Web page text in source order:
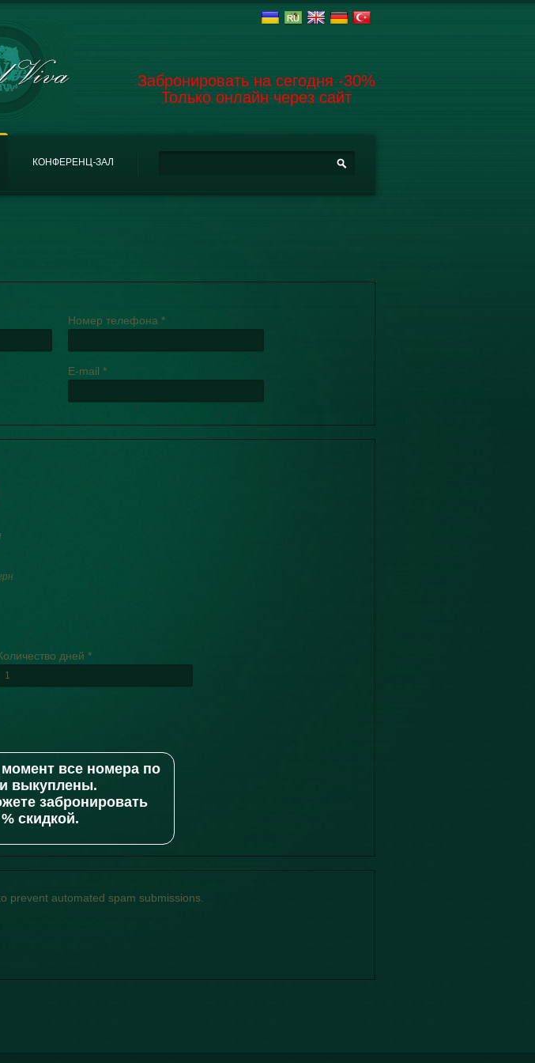
Забронировать на сегодня -30%
Только онлайн через сайт
КОНФЕРЕНЦ-ЗАЛ
Номер телефона *
E-mail *
дней *
все номера по
выкуплены.
забронировать
скидкой.
prevent automated spam submissions.